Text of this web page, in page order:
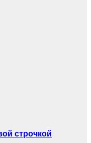
строчкой